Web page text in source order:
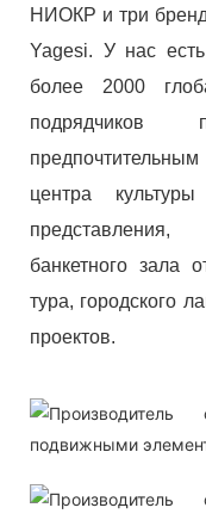
НИОКР и три
Yagesi. У нас
более 2000
подрядчиков
центра
представления,
банкетного зала
тура, городского
проектов.